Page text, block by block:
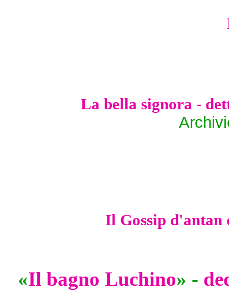
La bella signora -
Il Gossip d'antan
«Il bagno Luchino» -